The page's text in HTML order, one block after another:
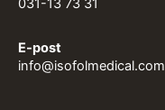
031-13 73 31
E-post
info@isofolmedical.com